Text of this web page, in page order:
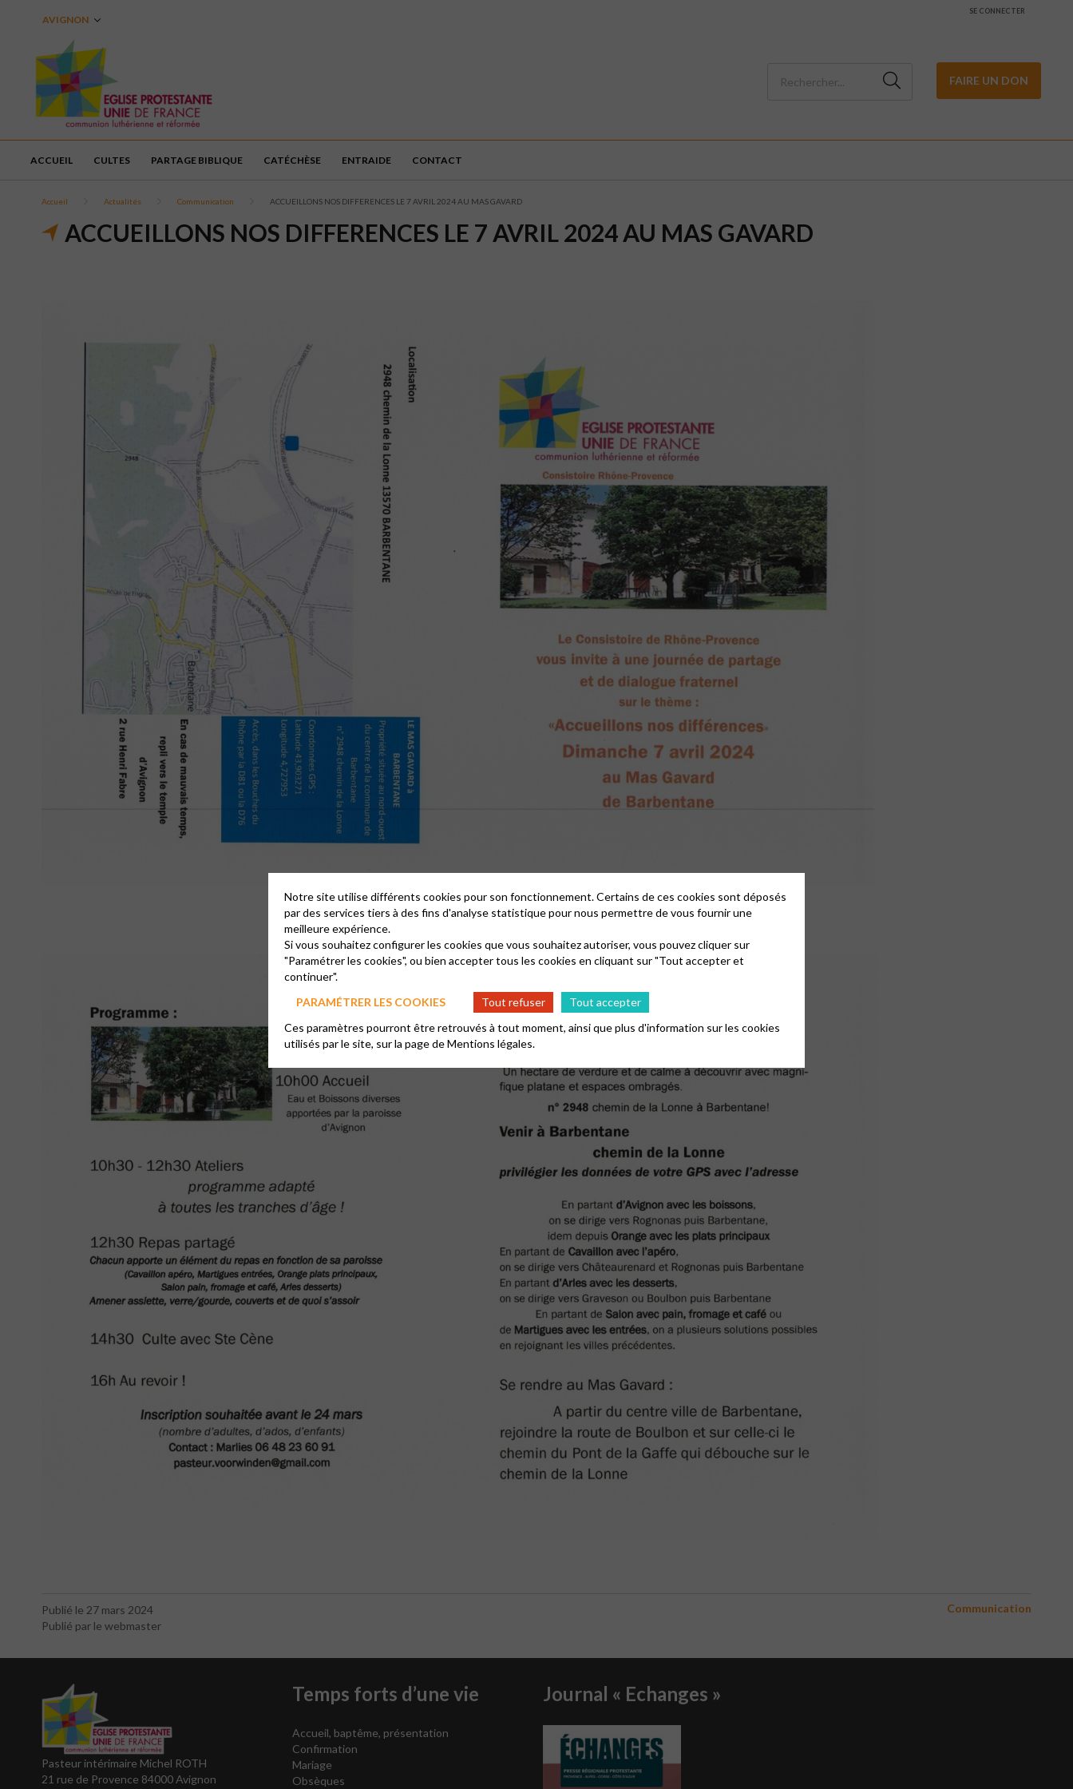
AVIGNON
SE CONNECTER
FAIRE UN DON
ACCUEIL CULTES PARTAGE BIBLIQUE CATÉCHÈSE ENTRAIDE CONTACT
Accueil Actualités Communication ACCUEILLONS NOS DIFFERENCES LE 7 AVRIL 2024 AU MAS GAVARD
ACCUEILLONS NOS DIFFERENCES LE 7 AVRIL 2024 AU MAS GAVARD
Publié le 27 mars 2024
Publié par le webmaster
Communication
Pasteur intérimaire Michel ROTH
21 rue de Provence 84000 Avignon
Temps forts d’une vie
Accueil, baptême, présentation
Confirmation
Mariage
Obsèques
Journal « Echanges »
Notre site utilise différents cookies pour son fonctionnement. Certains de ces cookies sont déposés
par des services tiers à des fins d'analyse statistique pour nous permettre de vous fournir une
meilleure expérience.
Si vous souhaitez configurer les cookies que vous souhaitez autoriser, vous pouvez cliquer sur
"Paramétrer les cookies", ou bien accepter tous les cookies en cliquant sur "Tout accepter et
continuer".
PARAMÉTRER LES COOKIES
Tout refuser
Tout accepter
Ces paramètres pourront être retrouvés à tout moment, ainsi que plus d'information sur les cookies
utilisés par le site, sur la page deMentions légales.